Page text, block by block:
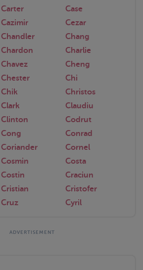
Carter
Case
Cazimir
Cezar
Chandler
Chang
Chardon
Charlie
Chavez
Cheng
Chester
Chi
Chik
Christos
Clark
Claudiu
Clinton
Codrut
Cong
Conrad
Coriander
Cornel
Cosmin
Costa
Costin
Craciun
Cristian
Cristofer
Cruz Cyril